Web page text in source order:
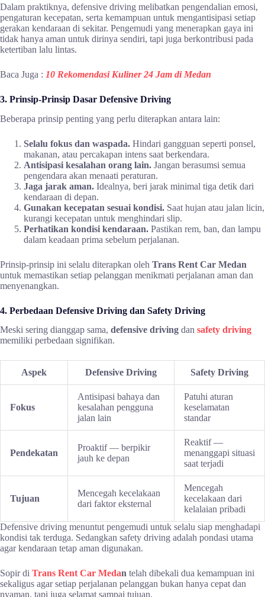
Dalam praktiknya, defensive driving melibatkan pengendalian emosi,
pengaturan kecepatan, serta kemampuan untuk mengantisipasi setiap
gerakan kendaraan di sekitar. Pengemudi yang menerapkan gaya ini
tidak hanya aman untuk dirinya sendiri, tapi juga berkontribusi pada
ketertiban lalu lintas.
Baca Juga : 10 Rekomendasi Kuliner 24 Jam di Medan
3. Prinsip-Prinsip Dasar Defensive Driving
Beberapa prinsip penting yang perlu diterapkan antara lain:
Selalu fokus dan waspada. Hindari gangguan seperti ponsel,
makanan, atau percakapan intens saat berkendara.
Antisipasi kesalahan orang lain. Jangan berasumsi semua
pengendara akan menaati peraturan.
Jaga jarak aman. Idealnya, beri jarak minimal tiga detik dari
kendaraan di depan.
Gunakan kecepatan sesuai kondisi. Saat hujan atau jalan licin,
kurangi kecepatan untuk menghindari slip.
Perhatikan kondisi kendaraan. Pastikan rem, ban, dan lampu
dalam keadaan prima sebelum perjalanan.
Prinsip-prinsip ini selalu diterapkan oleh Trans Rent Car Medan
untuk memastikan setiap pelanggan menikmati perjalanan aman dan
menyenangkan.
4. Perbedaan Defensive Driving dan Safety Driving
Meski sering dianggap sama, defensive driving dan safety driving
memiliki perbedaan signifikan.
Aspek Defensive Driving Safety Driving
Fokus
Antisipasi bahaya dan
kesalahan pengguna
jalan lain
Patuhi aturan
keselamatan
standar
Pendekatan
Proaktif — berpikir
jauh ke depan
Reaktif —
menanggapi situasi
saat terjadi
Tujuan
Mencegah kecelakaan
dari faktor eksternal
Mencegah
kecelakaan dari
kelalaian pribadi
Defensive driving menuntut pengemudi untuk selalu siap menghadapi
kondisi tak terduga. Sedangkan safety driving adalah pondasi utama
agar kendaraan tetap aman digunakan.
Sopir di Trans Rent Car Medan telah dibekali dua kemampuan ini
sekaligus agar setiap perjalanan pelanggan bukan hanya cepat dan
nyaman, tapi juga selamat sampai tujuan.